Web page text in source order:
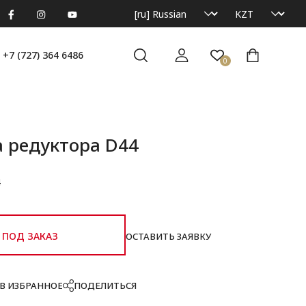
+7 (727) 364 6486 0
D44
ПОД ЗАКАЗ ОСТАВИТЬ ЗАЯВКУ
ИЗБРАННОЕ ПОДЕЛИТЬСЯ